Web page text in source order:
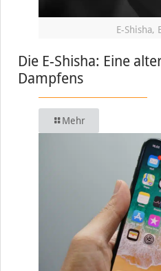
E-Shisha,
Die E-Shisha: Eine
Dampfens
Mehr